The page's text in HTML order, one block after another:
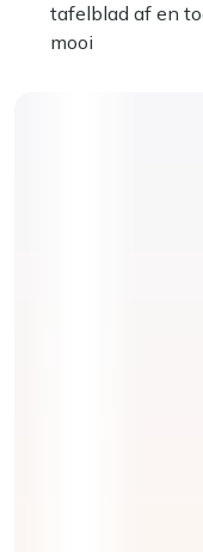
tafelblad af en
mooi